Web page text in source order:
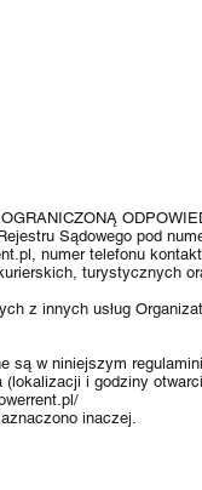
Sądowego pod
, numer telefonu
turystycznych
z innych usług
są w niniejszym
i godziny
inaczej.